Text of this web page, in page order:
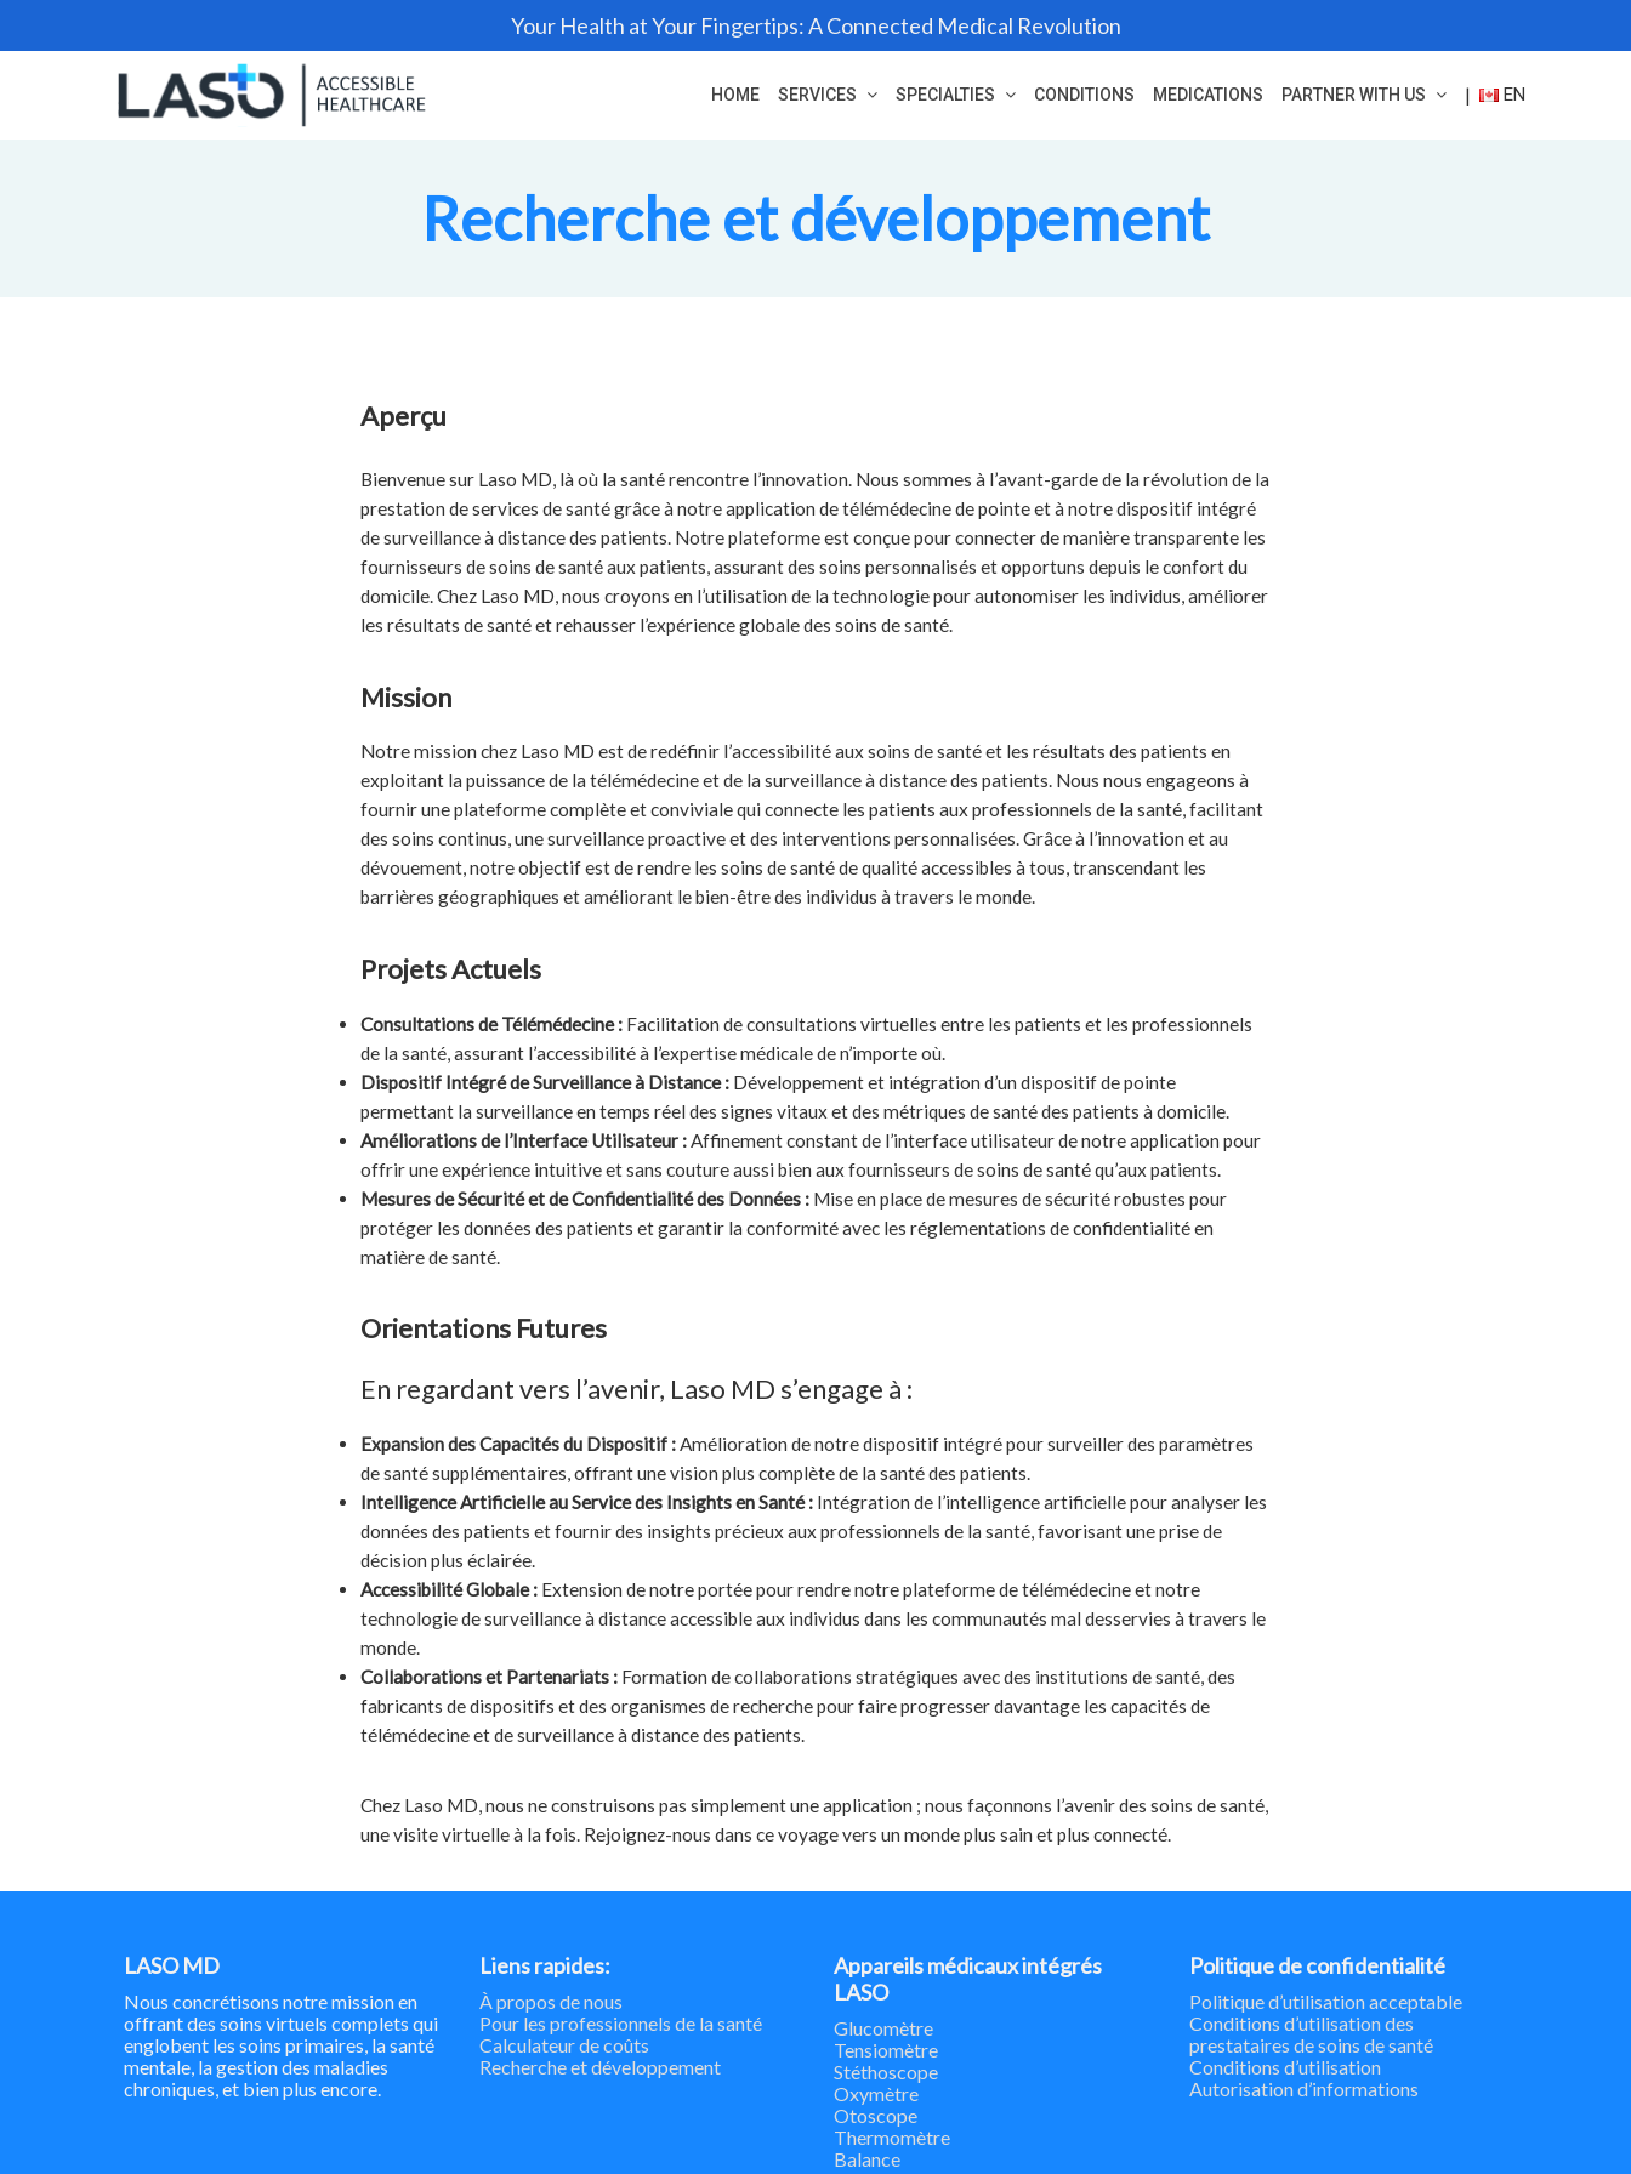
Your Health at Your Fingertips: A Connected Medical Revolution
HOME SERVICES SPECIALTIES CONDITIONS MEDICATIONS PARTNER WITH US | EN
Recherche et développement
Aperçu
Bienvenue sur Laso MD, là où la santé rencontre l’innovation. Nous sommes à l’avant-garde de la révolution de la
prestation de services de santé grâce à notre application de télémédecine de pointe et à notre dispositif intégré
de surveillance à distance des patients. Notre plateforme est conçue pour connecter de manière transparente les
fournisseurs de soins de santé aux patients, assurant des soins personnalisés et opportuns depuis le confort du
domicile. Chez Laso MD, nous croyons en l’utilisation de la technologie pour autonomiser les individus, améliorer
les résultats de santé et rehausser l’expérience globale des soins de santé.
Mission
Notre mission chez Laso MD est de redéfinir l’accessibilité aux soins de santé et les résultats des patients en
exploitant la puissance de la télémédecine et de la surveillance à distance des patients. Nous nous engageons à
fournir une plateforme complète et conviviale qui connecte les patients aux professionnels de la santé, facilitant
des soins continus, une surveillance proactive et des interventions personnalisées. Grâce à l’innovation et au
dévouement, notre objectif est de rendre les soins de santé de qualité accessibles à tous, transcendant les
barrières géographiques et améliorant le bien-être des individus à travers le monde.
Projets Actuels
Consultations de Télémédecine : Facilitation de consultations virtuelles entre les patients et les professionnels
de la santé, assurant l’accessibilité à l’expertise médicale de n’importe où.
Dispositif Intégré de Surveillance à Distance : Développement et intégration d’un dispositif de pointe
permettant la surveillance en temps réel des signes vitaux et des métriques de santé des patients à domicile.
Améliorations de l’Interface Utilisateur :Affinement constant de l’interface utilisateur de notre application pour
offrir une expérience intuitive et sans couture aussi bien aux fournisseurs de soins de santé qu’aux patients.
Mesures de Sécurité et de Confidentialité des Données : Mise en place de mesures de sécurité robustes pour
protéger les données des patients et garantir la conformité avec les réglementations de confidentialité en
matière de santé.
Orientations Futures
En regardant vers l’avenir, Laso MD s’engage à :
Expansion des Capacités du Dispositif :Amélioration de notre dispositif intégré pour surveiller des paramètres
de santé supplémentaires, offrant une vision plus complète de la santé des patients.
Intelligence Artificielle au Service des Insights en Santé : Intégration de l’intelligence artificielle pour analyser les
données des patients et fournir des insights précieux aux professionnels de la santé, favorisant une prise de
décision plus éclairée.
Accessibilité Globale : Extension de notre portée pour rendre notre plateforme de télémédecine et notre
technologie de surveillance à distance accessible aux individus dans les communautés mal desservies à travers le
monde.
Collaborations et Partenariats : Formation de collaborations stratégiques avec des institutions de santé, des
fabricants de dispositifs et des organismes de recherche pour faire progresser davantage les capacités de
télémédecine et de surveillance à distance des patients.
Chez Laso MD, nous ne construisons pas simplement une application ; nous façonnons l’avenir des soins de santé,
une visite virtuelle à la fois. Rejoignez-nous dans ce voyage vers un monde plus sain et plus connecté.
LASO MD
Nous concrétisons notre mission en
offrant des soins virtuels complets qui
englobent les soins primaires, la santé
mentale, la gestion des maladies
chroniques, et bien plus encore.
Liens rapides:
À propos de nous
Pour les professionnels de la santé
Calculateur de coûts
Recherche et développement
Appareils médicaux intégrés
LASO
Glucomètre
Tensiomètre
Stéthoscope
Oxymètre
Otoscope
Thermomètre
Balance
Politique de confidentialité
Politique d’utilisation acceptable
Conditions d’utilisation des
prestataires de soins de santé
Conditions d’utilisation
Autorisation d’informations